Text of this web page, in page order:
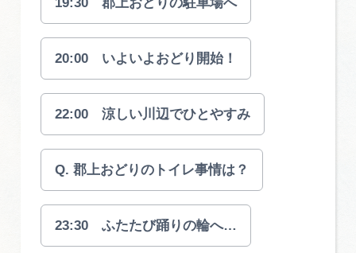
20:00 いよいよおどり開始！
22:00 涼しい川辺でひとやすみ
Q. 郡上おどりのトイレ事情は？
23:30 ふたたび踊りの輪へ…